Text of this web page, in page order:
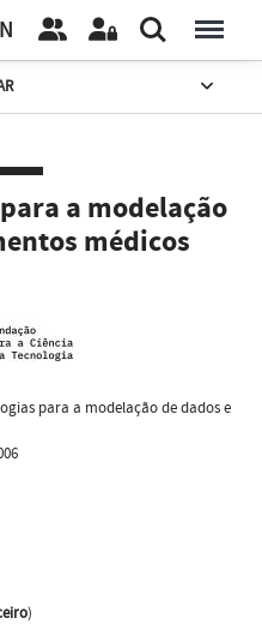
a modelação
médicos
para a modelação de dados e
)